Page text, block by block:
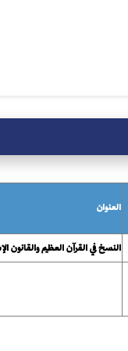
العنوان
النسخ في القرآن العظيم والقانون